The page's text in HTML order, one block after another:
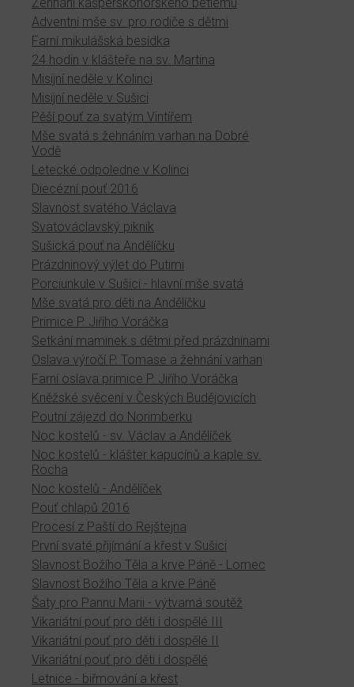
Adventní mše sv. pro rodiče s dětmi
Farní mikulášská besídka
24 hodin v klášteře na sv. Martina
Misijní neděle v Kolinci
Misijní neděle v Sušici
Pěší pouť za svatým Vintířem
Mše svatá s žehnáním varhan na Dobré
Vodě
Letecké odpoledne v Kolinci
Diecézní pouť 2016
Slavnost svatého Václava
Svatováclavský piknik
Sušická pouť na Andělíčku
Prázdninový výlet do Putimi
Porciunkule v Sušici - hlavní mše svatá
Mše svatá pro děti na Andělíčku
Primice P. Jiřího Voráčka
Setkání maminek s dětmi před prázdninami
Oslava výročí P. Tomase a žehnání varhan
Farní oslava primice P. Jiřího Voráčka
Kněžské svěcení v Českých Budějovicích
Poutní zájezd do Norimberku
Noc kostelů - sv. Václav a Andělíček
Noc kostelů - klášter kapucínů a kaple sv.
Rocha
Noc kostelů - Andělíček
Pouť chlapů 2016
Procesí z Paští do Rejštejna
První svaté přijímání a křest v Sušici
Slavnost Božího Těla a krve Páně - Lomec
Slavnost Božího Těla a krve Páně
Šaty pro Pannu Marii - výtvarná soutěž
Vikariátní pouť pro děti i dospělé III
Vikariátní pouť pro děti i dospělé II
Vikariátní pouť pro děti i dospělé
Letnice - biřmování a křest